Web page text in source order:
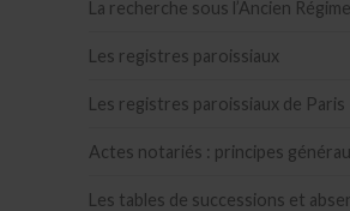
La recherche sous l’Ancien Régime
Les registres paroissiaux
Les registres paroissiaux de Paris
Actes notariés : principes
Les tables de successions et